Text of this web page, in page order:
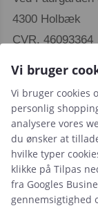
4300 Holbæk
CVR. 46093364
Leje- og
Cookie- og
Typiske spørgsmål
Vi bruger
Vi bruger cookies
personlig
analysere vores
du ønsker at
hvilke typer
klikke på Tilpas
fra Googles
gennemsigtighed